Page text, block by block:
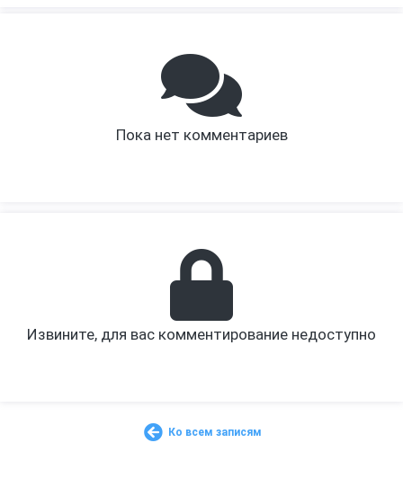
Пока нет комментариев
Извините, для вас комментирование недоступно
Ко всем записям